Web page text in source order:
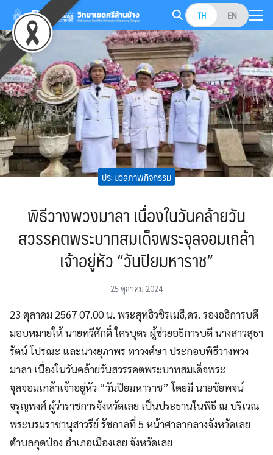
Skip
content
TH EN
Search
for:
ประมวลภาพกิจกรรม
พิธีวางพวงมาลา เนื่องในวันคล้ายวัน
สวรรคตพระบาทสมเด็จพระจุลจอมเกล้า
เจ้าอยู่หัว “วันปิยมหาราช”
25 ตุลาคม 2024
23 ตุลาคม 2567 07.00 น. พระสุทธิวชิรเมธี,ดร. รองอธิการบดี
มอบหมายให้ นายทวีศักดิ์ ใครบุตร ผู้ช่วยอธิการบดี นางสาวสุธา
รัตน์ โปรณะ และนางยุภาพร ทาวงศ์ษา ประกอบพิธีวางพวง
มาลา เนื่องในวันคล้ายวันสวรรคตพระบาทสมเด็จพระ
จุลจอมเกล้าเจ้าอยู่หัว “วันปิยมหาราช” โดยมี นายชัยพจน์
จรูญพงศ์ ผู้ว่าราชการจังหวัดเลย เป็นประธานในพิธี ณ บริเวณ
พระบรมราชานุสาวรีย์ รัชกาลที่ 5 หน้าศาลากลางจังหวัดเลย
ตำบลกุดป่อง อำเภอเมืองเลย จังหวัดเลย